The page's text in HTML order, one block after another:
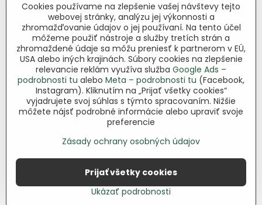
Všetko o nákupe
Ďakujeme za podporu
Sme slovenský e-shop bez dotácií​.
Fungujeme len vďaka vám – ľuďom, ktorí
veria v poctivú prácu a lásku k pôde​. Každý
nákup na Jutro​.sk nám pomáha pokračovať
v tom, čo má zmysel – pomáhať
záhradkárom zadarmo a srdcom​.
©2026Copyright
Predvoľby súkromiaZásady ochrany osobných údajov
Podmienky používania
Vytvorené pomocou:BiznisWeb.sk
Cookies používame na zlepšenie vašej návštevy tejto
webovej stránky, analýzu jej výkonnosti a
zhromažďovanie údajov o jej používaní. Na tento účel
môžeme použiť nástroje a služby tretích strán a
zhromaždené údaje sa môžu preniesť k partnerom v EÚ,
USA alebo iných krajinách. Súbory cookies na zlepšenie
relevancie reklám využíva služba Google Ads –
podrobnosti tu alebo Meta – podrobnosti tu (Facebook,
Instagram). Kliknutím na „Prijať všetky cookies“
vyjadrujete svoj súhlas s týmto spracovaním. Nižšie
môžete nájsť podrobné informácie alebo upraviť svoje
preferencie
Zásady ochrany osobných údajov
Ukázať podrobnosti
Prijať všetky cookies